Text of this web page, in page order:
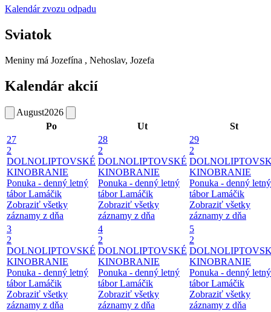
Kalendár zvozu odpadu
Sviatok
Meniny má Jozefína , Nehoslav, Jozefa
Kalendár akcií
August2026
Po
Ut
St
27
2
DOLNOLIPTOVSKÉ
KINOBRANIE
Ponuka - denný letný
tábor Lamáčik
Zobraziť všetky
záznamy z dňa
28
2
DOLNOLIPTOVSKÉ
KINOBRANIE
Ponuka - denný letný
tábor Lamáčik
Zobraziť všetky
záznamy z dňa
29
2
KINOBRANIE
Ponuka - denný letný
tábor Lamáčik
Zobraziť všetky
záznamy z dňa
3
2
DOLNOLIPTOVSKÉ
KINOBRANIE
Ponuka - denný letný
tábor Lamáčik
Zobraziť všetky
záznamy z dňa
4
2
DOLNOLIPTOVSKÉ
KINOBRANIE
Ponuka - denný letný
tábor Lamáčik
Zobraziť všetky
záznamy z dňa
5
2
KINOBRANIE
Ponuka - denný letný
tábor Lamáčik
Zobraziť všetky
záznamy z dňa